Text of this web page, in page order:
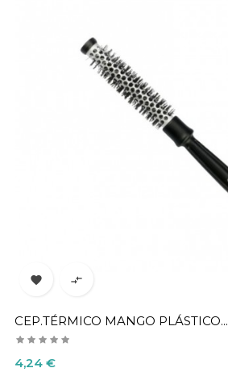
 
CEP.TÉRMICO MANGO PLÁSTICO...
Precio
4,24 €